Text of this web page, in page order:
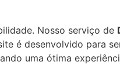
Nosso serviço de
é desenvolvido para
uma ótima